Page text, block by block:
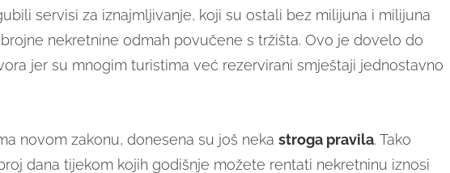
servisi za iznajmljivanje, koji su ostali bez milijuna i milijuna
nekretnine odmah povučene s tržišta. Ovo je dovelo do
jer su mnogim turistima već rezervirani smještaji jednostavno
novom zakonu, donesena su još neka stroga pravila. Tako
dana tijekom kojih godišnje možete rentati nekretninu iznosi